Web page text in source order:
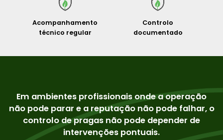
Acompanhamento
técnico regular
Controlo
documentado
Em ambientes profissionais onde a operação
não pode parar e a reputação não pode falhar, o
controlo de pragas não pode depender de
intervenções pontuais.